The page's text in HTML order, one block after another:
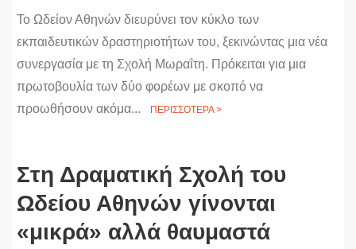
Το Ωδείον Αθηνών διευρύνει τον κύκλο των
εκπαιδευτικών δραστηριοτήτων του, ξεκινώντας μια νέα
συνεργασία με τη Σχολή Μωραΐτη. Πρόκειται για μια
πρωτοβουλία των δύο φορέων με σκοπό να
προωθήσουν ακόμα...
ΠΕΡΙΣΣΟΤΕΡΑ >
Στη Δραματική Σχολή του
Ωδείου Αθηνών γίνονται
«μικρά» αλλά θαυμαστά